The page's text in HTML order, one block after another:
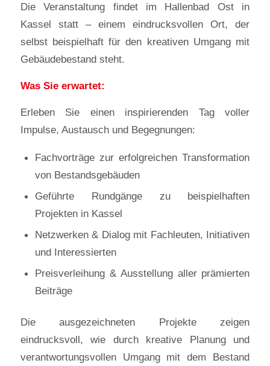
Die Veranstaltung findet im Hallenbad Ost in
Kassel statt – einem eindrucksvollen Ort, der
selbst beispielhaft für den kreativen Umgang mit
Gebäudebestand steht.
Was Sie erwartet:
Erleben Sie einen inspirierenden Tag voller
Impulse, Austausch und Begegnungen:
Fachvorträge zur erfolgreichen Transformation
von Bestandsgebäuden
Geführte Rundgänge zu beispielhaften
Projekten in Kassel
Netzwerken & Dialog mit Fachleuten, Initiativen
und Interessierten
Preisverleihung & Ausstellung aller prämierten
Beiträge
Die ausgezeichneten Projekte zeigen
eindrucksvoll, wie durch kreative Planung und
verantwortungsvollen Umgang mit dem Bestand